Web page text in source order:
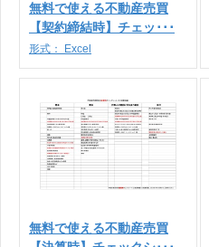
無料で使える不動産売買
【契約締結時】チェッ･･･
形式： Excel
無料で使える不動産売買